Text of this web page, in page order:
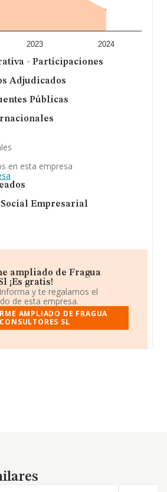
2023 2024
- Participaciones
Adjudicados
Públicas
en esta empresa
Empresarial
ampliado de Fragua
¡Es gratis!
y te regalamos el
de esta empresa.
AMPLIADO DE FRAGUA
CONSULTORES SL